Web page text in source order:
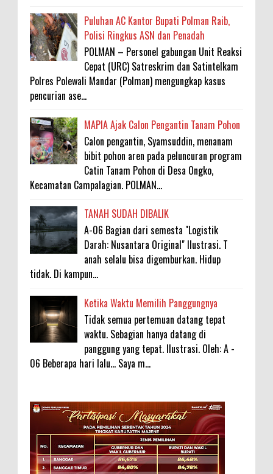
Puluhan AC Kantor Bupati Polman Raib,
Polisi Ringkus ASN dan Penadah
POLMAN – Personel gabungan Unit Reaksi
Cepat (URC) Satreskrim dan Satintelkam
Polres Polewali Mandar (Polman) mengungkap kasus
pencurian ase...
MAPIA Ajak Calon Pengantin Tanam Pohon
Calon pengantin, Syamsuddin, menanam
bibit pohon aren pada peluncuran program
Catin Tanam Pohon di Desa Ongko,
Kecamatan Campalagian. POLMAN...
TANAH SUDAH DIBALIK
A-06 Bagian dari semesta "Logistik
Darah: Nusantara Original" Ilustrasi. T
anah selalu bisa digemburkan. Hidup
tidak. Di kampun...
Ketika Waktu Memilih Panggungnya
Tidak semua pertemuan datang tepat
waktu. Sebagian hanya datang di
panggung yang tepat. Ilustrasi. Oleh: A -
06 Beberapa hari lalu... Saya m...